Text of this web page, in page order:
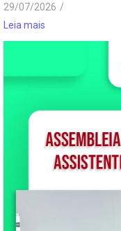
29/07/2026 /
Leia mais